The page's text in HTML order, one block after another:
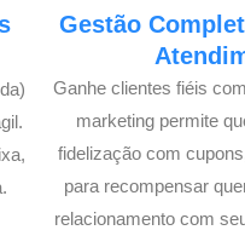
Gestão
Ganhe clientes fiéis
marketing permite
fidelização com
para recompensar
relacionamento com